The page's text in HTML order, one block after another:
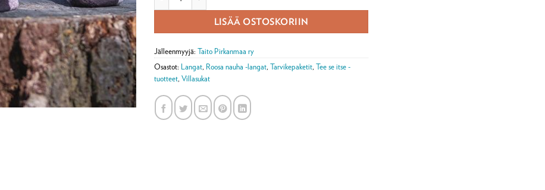
LISÄÄ OSTOSKORIIN
Jälleenmyyjä: Taito Pirkanmaa ry
Osastot: Langat, Roosa nauha -langat, Tarvikepaketit, Tee se itse -
tuotteet, Villasukat